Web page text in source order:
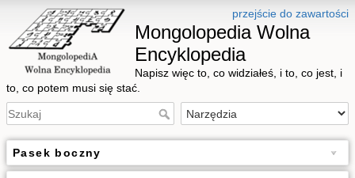
przejście do zawartości
Mongolopedia Wolna
Encyklopedia
Napisz więc to, co widziałeś, i to, co jest, i
to, co potem musi się stać.
Pasek boczny